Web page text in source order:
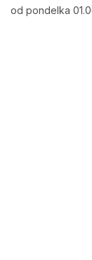
od pondelka